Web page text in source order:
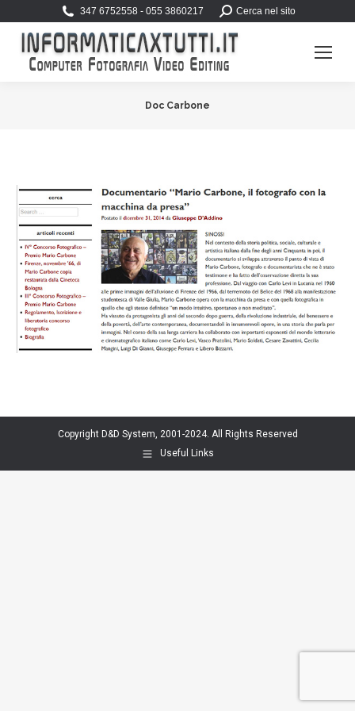
347 6752558 - 055 3860217 Search:Cerca nel sito
Doc Carbone
Copyright D&D System, 2001-2024. All Rights Reserved
Useful Links